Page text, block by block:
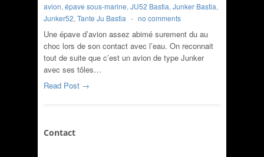
avion, épave sous-marine, JU52 Bastia, Junker Bastia,
Junker52, Tante Ju Bastia - no comments
Une épave d’avion assez abimé surement du au
choc lors de son contact avec l’eau. On reconnait
tout de suite que c’est un avion de type Junker
avec ses tôles…
Read Post →
Contact